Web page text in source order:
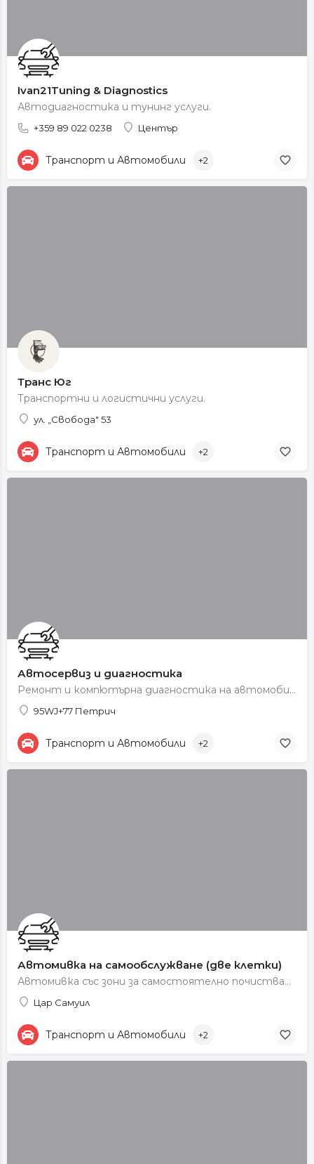
Ivan21Tuning & Diagnostics
Автодиагностика и тунинг услуги.
+359 89 022 0238 Център
Транспорт и Автомобили +2
Транс Юг
Транспортни и логистични услуги.
ул. „Свобода" 53
Транспорт и Автомобили +2
Автосервиз и диагностика
Ремонт и компютърна диагностика на автомобили.
95WJ+77 Петрич
Транспорт и Автомобили +2
Автомивка на самообслужване (две клетки)
Автомивка със зони за самостоятелно почистване.
Цар Самуил
Транспорт и Автомобили +2